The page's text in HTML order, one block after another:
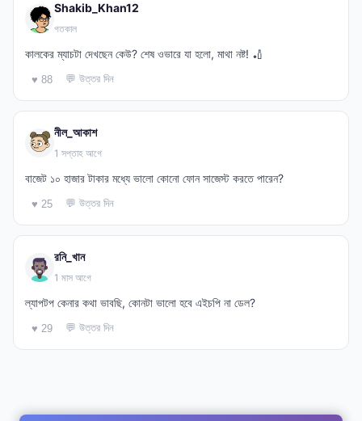
Shakib_Khan12
গতকাল
কালকের ম্যাচটা দেখছেন কেউ? শেষ ওভারে যা হলো, মাথা নষ্ট! 🏏
♥ 88 💬 উত্তর দিন
নীল_আকাশ
1 সপ্তাহ আগে
বাজেট ১০ হাজার টাকার মধ্যে ভালো কোনো ফোন সাজেস্ট করতে পারেন?
♥ 25 💬 উত্তর দিন
রনি_খান
1 মাস আগে
ল্যাপটপ কেনার কথা ভাবছি, কোনটা ভালো হবে এইচপি না ডেল?
♥ 29 💬 উত্তর দিন